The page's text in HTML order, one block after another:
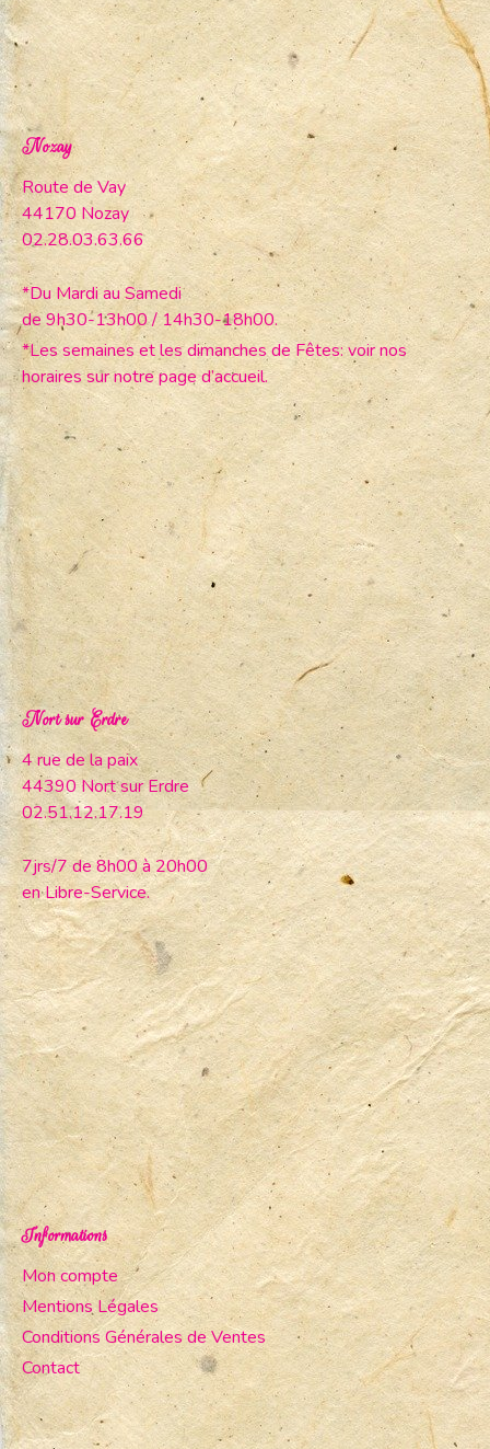
Nozay
Route de Vay
44170 Nozay
02.28.03.63.66
*Du Mardi au Samedi
de 9h30-13h00 / 14h30-18h00.
*Les semaines et les dimanches de Fêtes: voir nos
horaires sur notre page d’accueil.
Nort sur Erdre
4 rue de la paix
44390 Nort sur Erdre
02.51.12.17.19
7jrs/7 de 8h00 à 20h00
en Libre-Service.
Informations
Mon compte
Mentions Légales
Conditions Générales de Ventes
Contact